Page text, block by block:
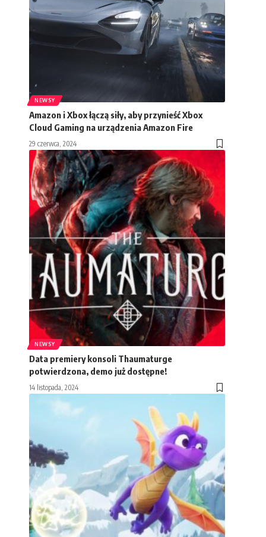
NEWSY
Amazon i Xbox łączą siły, aby przynieść Xbox
Cloud Gaming na urządzenia Amazon Fire
29 czerwca, 2024
NEWSY
Data premiery konsoli Thaumaturge
potwierdzona, demo już dostępne!
14 listopada, 2024